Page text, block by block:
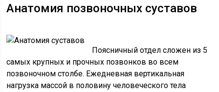
Анатомия позвоночных суставов
Поясничный отдел сложен из 5
самых крупных и прочных позвонков во всем
позвоночном столбе. Ежедневная вертикальная
нагрузка массой в половину человеческого тела